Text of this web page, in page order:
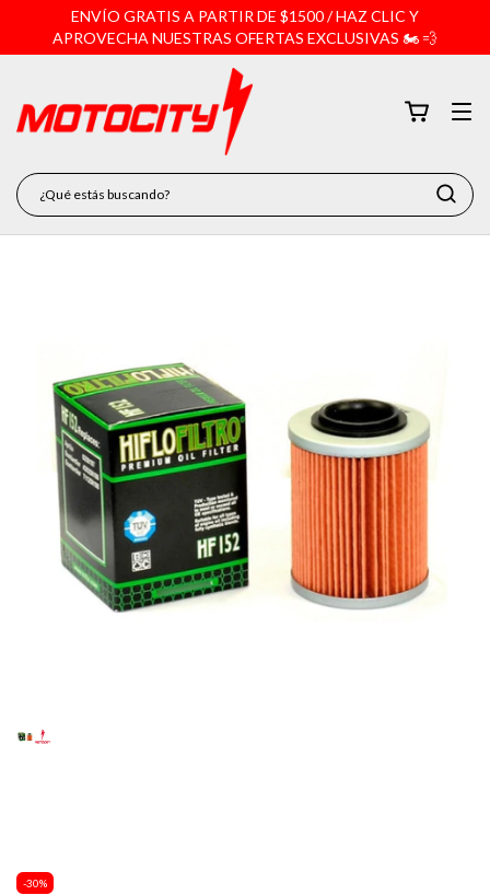
ENVÍO GRATIS A PARTIR DE $1500 / HAZ CLIC Y
APROVECHA NUESTRAS OFERTAS EXCLUSIVAS 🏍️ 💨
-30%